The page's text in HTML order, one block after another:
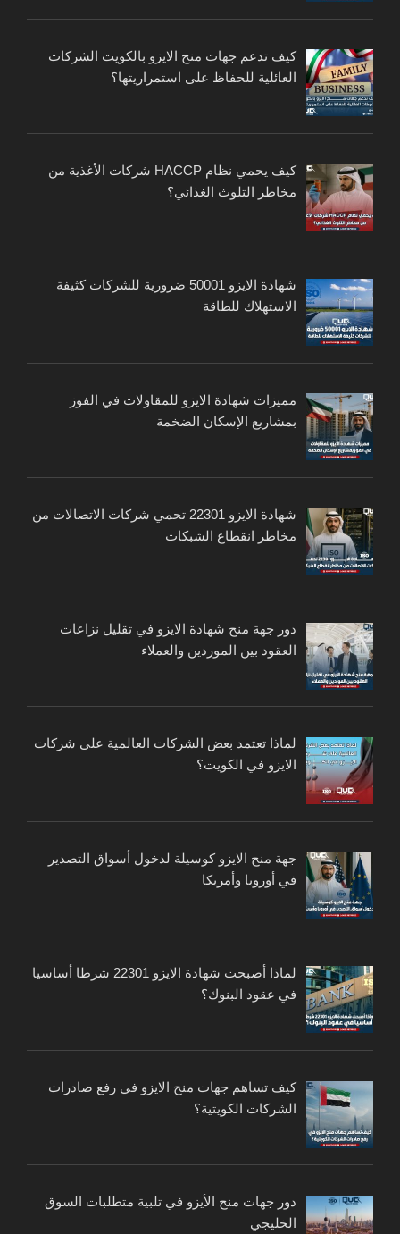
كيف تدعم جهات منح الايزو بالكويت الشركات
العائلية للحفاظ على استمراريتها؟
كيف يحمي نظام HACCP شركات الأغذية من
مخاطر التلوث الغذائي؟
شهادة الايزو 50001 ضرورية للشركات كثيفة
الاستهلاك للطاقة
مميزات شهادة الايزو للمقاولات في الفوز
بمشاريع الإسكان الضخمة
شهادة الايزو 22301 تحمي شركات الاتصالات من
مخاطر انقطاع الشبكات
دور جهة منح شهادة الايزو في تقليل نزاعات
العقود بين الموردين والعملاء
لماذا تعتمد بعض الشركات العالمية على شركات
الايزو في الكويت؟
جهة منح الايزو كوسيلة لدخول أسواق التصدير
في أوروبا وأمريكا
لماذا أصبحت شهادة الايزو 22301 شرطا أساسيا
في عقود البنوك؟
كيف تساهم جهات منح الايزو في رفع صادرات
الشركات الكويتية؟
دور جهات منح الأيزو في تلبية متطلبات السوق
الخليجي